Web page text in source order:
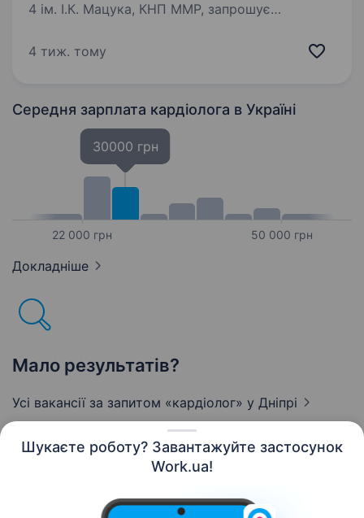
Шукаєте роботу? Завантажуйте застосунок
Work.ua!
4 ім. І.К. Мацука, КНП ММР, запрошує
Амбулаторний прийом пацієнтів. Діагностика
4 тиж. тому
Середня зарплата кардіолога в Україні
22 000 грн
30000 грн
50 000 грн
Докладніше
Мало результатів?
Усі вакансії за запитом «кардіолог» у Дніпрі